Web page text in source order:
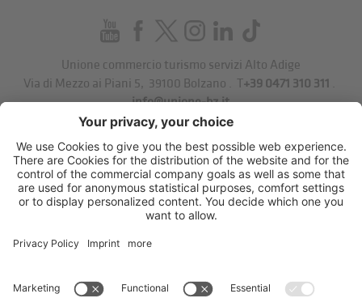
Unione commercio turismo servizi Alto Adige
Via di Mezzo ai Piani 5
39100 Bolzano . T+39 0471 310 311 .
info@unione-bz.it
Impressum
Privacy
Impostazioni cookie
Sitemap